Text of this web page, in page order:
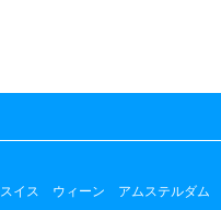
スイス ウィーン アムステルダム